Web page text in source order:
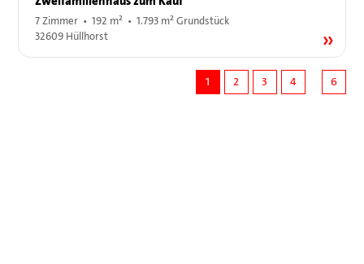
7 Zimmer • 192 m² • 1.793 m² Grundstück
32609 Hüllhorst
1 2 3 4 6